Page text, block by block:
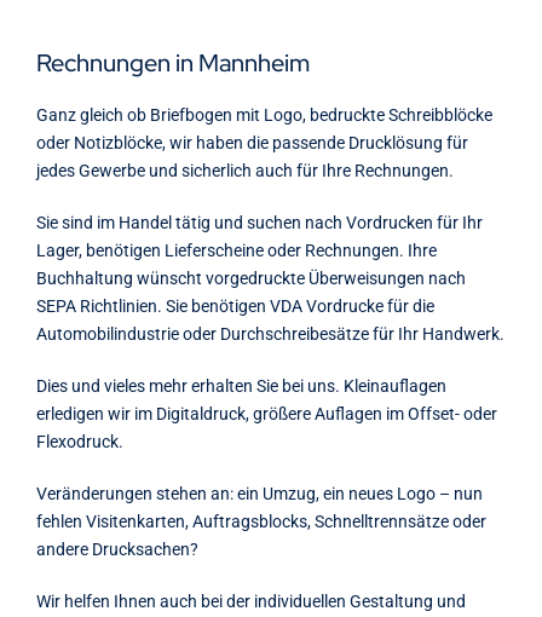
Rechnungen in Mannheim
Ganz gleich ob Briefbogen mit Logo, bedruckte Schreibblöcke
oder Notizblöcke, wir haben die passende Drucklösung für
jedes Gewerbe und sicherlich auch für Ihre Rechnungen.
Sie sind im Handel tätig und suchen nach Vordrucken für Ihr
Lager, benötigen Lieferscheine oder Rechnungen. Ihre
Buchhaltung wünscht vorgedruckte Überweisungen nach
SEPA Richtlinien. Sie benötigen VDA Vordrucke für die
Automobilindustrie oder Durchschreibesätze für Ihr Handwerk.
Dies und vieles mehr erhalten Sie bei uns. Kleinauflagen
erledigen wir im Digitaldruck, größere Auflagen im Offset- oder
Flexodruck.
Veränderungen stehen an: ein Umzug, ein neues Logo – nun
fehlen Visitenkarten, Auftragsblocks, Schnelltrennsätze oder
andere Drucksachen?
Wir helfen Ihnen auch bei der individuellen Gestaltung und